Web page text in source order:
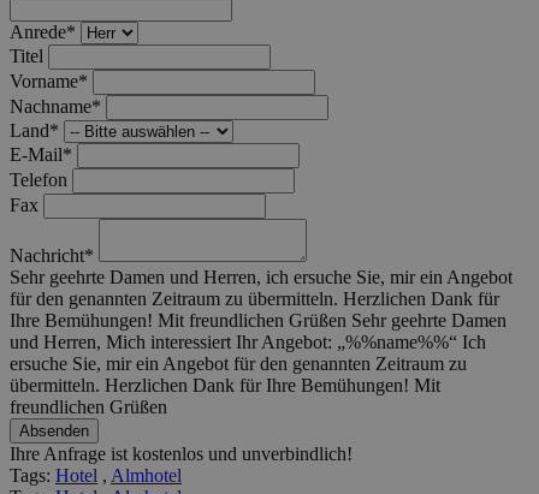
Anrede*
Titel
Vorname*
Nachname*
Land*
E-Mail*
Telefon
Fax
Nachricht*
Sehr geehrte Damen und Herren, ich ersuche Sie, mir ein Angebot
für den genannten Zeitraum zu übermitteln. Herzlichen Dank für
Ihre Bemühungen! Mit freundlichen Grüßen Sehr geehrte Damen
und Herren, Mich interessiert Ihr Angebot: „%%name%%“ Ich
ersuche Sie, mir ein Angebot für den genannten Zeitraum zu
übermitteln. Herzlichen Dank für Ihre Bemühungen! Mit
freundlichen Grüßen
Ihre Anfrage ist kostenlos und unverbindlich!
Tags: Hotel , Almhotel